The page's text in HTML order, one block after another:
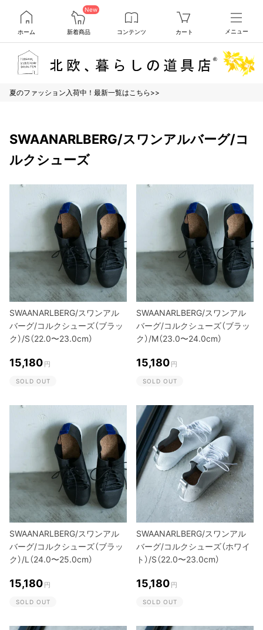
ホーム
New
新着商品 コンテンツ カート メニュー
夏のファッション入荷中！最新一覧はこちら>>
SWAANARLBERG/スワンアルバーグ/コ
ルクシューズ
SWAANARLBERG/スワンアル
バーグ/コルクシューズ（ブラッ
ク）/S（22.0〜23.0cm）
15,180 円
SOLD OUT
SWAANARLBERG/スワンアル
バーグ/コルクシューズ（ブラッ
ク）/M（23.0〜24.0cm）
15,180 円
SOLD OUT
SWAANARLBERG/スワンアル
バーグ/コルクシューズ（ブラッ
ク）/L（24.0〜25.0cm）
15,180 円
SOLD OUT
SWAANARLBERG/スワンアル
バーグ/コルクシューズ（ホワイ
ト）/S（22.0〜23.0cm）
15,180 円
SOLD OUT